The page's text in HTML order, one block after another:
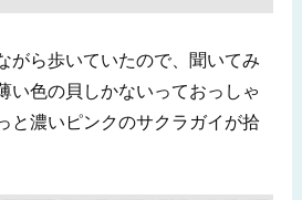
がら歩いていたので、聞いてみ
い色の貝しかないっておっしゃ
と濃いピンクのサクラガイが拾